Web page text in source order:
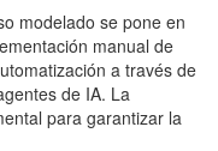
modelado se pone en
manual de
a través de
de IA. La
para garantizar la